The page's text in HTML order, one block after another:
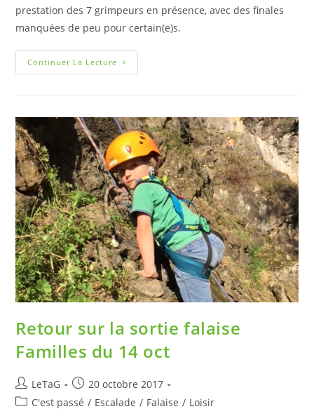
prestation des 7 grimpeurs en présence, avec des finales
manquées de peu pour certain(e)s.
Continuer La Lecture
Retour sur la sortie falaise
Familles du 14 oct
LeTaG
20 octobre 2017
C'est passé / Escalade / Falaise / Loisir